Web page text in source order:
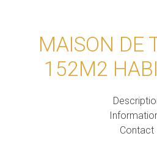
MAISON DE
152M2
Contact